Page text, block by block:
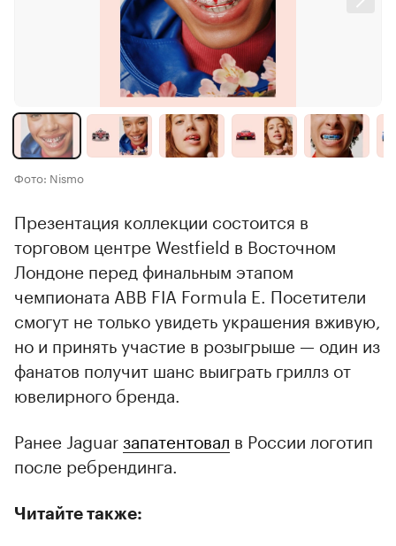
Фото: Nismo
Презентация коллекции состоится в
торговом центре Westfield в Восточном
Лондоне перед финальным этапом
чемпионата ABB FIA Formula E. Посетители
смогут не только увидеть украшения вживую,
но и принять участие в розыгрыше — один из
фанатов получит шанс выиграть гриллз от
ювелирного бренда.
Ранее Jaguarзапатентовал в России логотип
после ребрендинга.
Читайте также: